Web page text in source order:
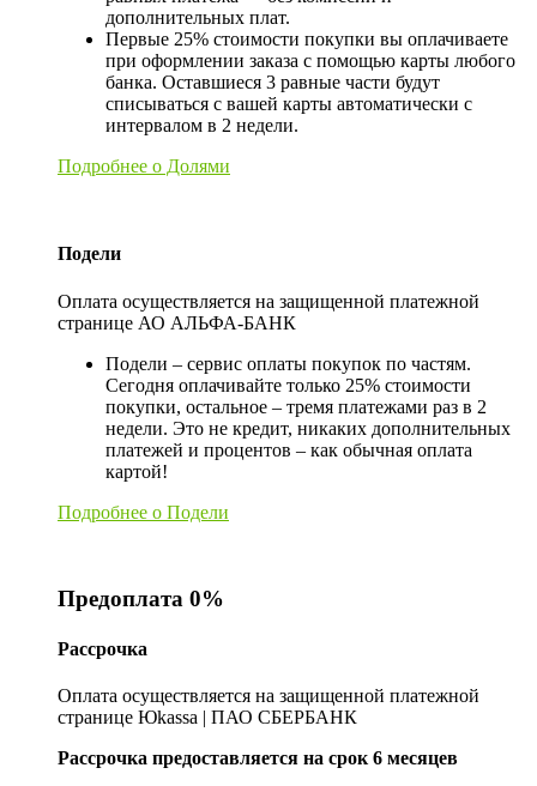
дополнительных плат.
Первые 25% стоимости покупки вы оплачиваете
при оформлении заказа с помощью карты любого
банка. Оставшиеся 3 равные части будут
списываться с вашей карты автоматически с
интервалом в 2 недели.
Подробнее о Долями
Подели
Оплата осуществляется на защищенной платежной
странице АО АЛЬФА-БАНК
Подели – сервис оплаты покупок по частям.
Сегодня оплачивайте только 25% стоимости
покупки, остальное – тремя платежами раз в 2
недели. Это не кредит, никаких дополнительных
платежей и процентов – как обычная оплата
картой!
Подробнее о Подели
Предоплата 0%
Рассрочка
Оплата осуществляется на защищенной платежной
странице Юkassa | ПАО СБЕРБАНК
Рассрочка предоставляется на срок 6 месяцев